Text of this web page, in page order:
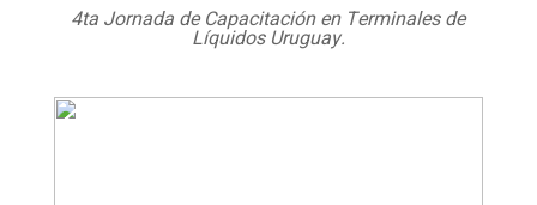
4ta Jornada de Capacitación en Terminales de
Líquidos Uruguay.